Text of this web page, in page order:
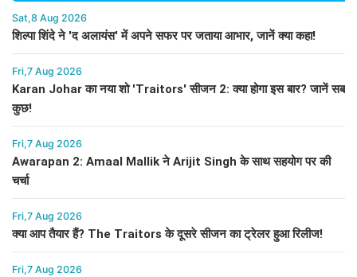
Sat,8 Aug 2026
शिल्पा शिंदे ने 'द अलायंस' में अपने सफर पर जताया आभार, जानें क्या कहा!
Fri,7 Aug 2026
Karan Johar का नया शो 'Traitors' सीजन 2: क्या होगा इस बार? जानें सब
कुछ!
Fri,7 Aug 2026
Awarapan 2: Amaal Mallik ने Arijit Singh के साथ सहयोग पर की
चर्चा
Fri,7 Aug 2026
क्या आप तैयार हैं? The Traitors के दूसरे सीजन का ट्रेलर हुआ रिलीज!
Fri,7 Aug 2026